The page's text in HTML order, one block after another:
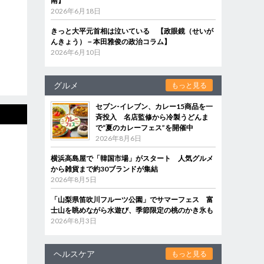
2026年6月18日
きっと大平元首相は泣いている 【政眼鏡（せいが
んきょう）－本田雅俊の政治コラム】
2026年6月10日
グルメ もっと見る
セブン‐イレブン、カレー15商品を一
斉投入 名店監修から冷製うどんま
で“夏のカレーフェス”を開催中
2026年8月6日
横浜高島屋で「韓国市場」がスタート 人気グルメ
から雑貨まで約30ブランドが集結
2026年8月5日
「山梨県笛吹川フルーツ公園」でサマーフェス 富
士山を眺めながら水遊び、季節限定の桃のかき氷も
2026年8月3日
ヘルスケア もっと見る